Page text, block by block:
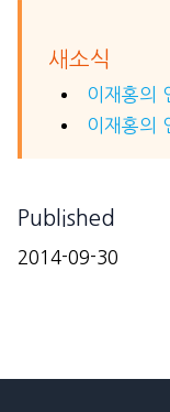
새소식
이재홍의
이재홍의
Published
2014-09-30